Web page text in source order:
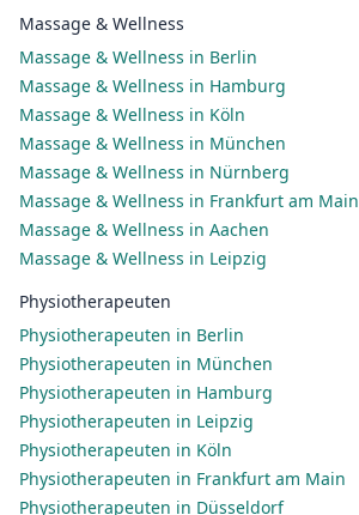
Massage & Wellness
Massage & Wellness in Berlin
Massage & Wellness in Hamburg
Massage & Wellness in Köln
Massage & Wellness in München
Massage & Wellness in Nürnberg
Massage & Wellness in Frankfurt am Main
Massage & Wellness in Aachen
Massage & Wellness in Leipzig
Physiotherapeuten
Physiotherapeuten in Berlin
Physiotherapeuten in München
Physiotherapeuten in Hamburg
Physiotherapeuten in Leipzig
Physiotherapeuten in Köln
Physiotherapeuten in Frankfurt am Main
Physiotherapeuten in Düsseldorf